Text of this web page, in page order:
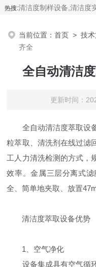
热搜:清洁度制样设备,清洁度实验设
当前位置：首页 >技
齐全
全自动清洁
更新时间：
全自动清洁度萃取设备
粒萃取、清洗剂在线过滤
工人力清洗检测的方式，
效率。金属三层分离式
全、简单地夹取、放置
清洁度萃取设备优势
1、空气净化
设备集成具有空气循环